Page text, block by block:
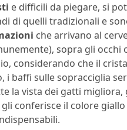
e difficili da piegare, si
di quelli tradizionali e
che arrivano al
sopra gli occhi
considerando che il
i baffi sulle sopracciglia
la vista dei gatti migliora,
conferisce il colore giallo